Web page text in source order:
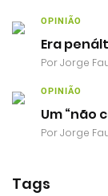
OPINIÃO
Era
PorJorge
OPINIÃO
Um “não
PorJorge
Tags